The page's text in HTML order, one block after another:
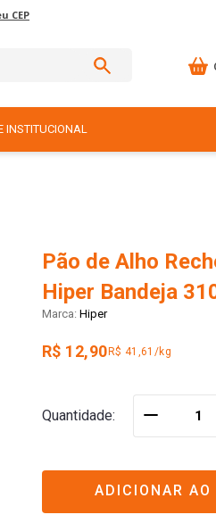
CEP
INSTITUCIONAL
Pão de Alho
Hiper Bandeja
Hiper
R$ 12,90R$ 41,61/kg
Quantidade
ADICIONAR AO